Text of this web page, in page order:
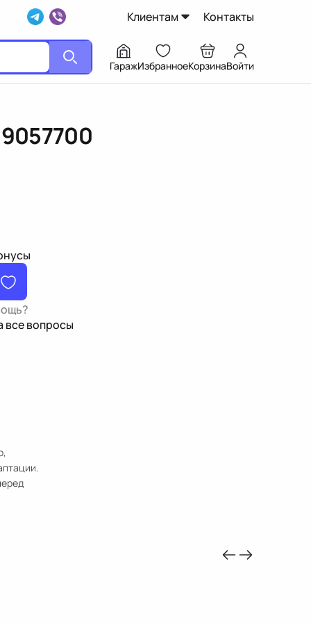
Клиентам Контакты
ГаражИзбранноеКорзинаВойти
все вопросы